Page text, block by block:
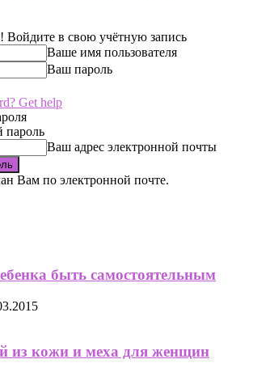
Войдите в свою учётную запись
Ваше имя пользователя
Ваш пароль
Get help
пароль
Ваш адрес электронной почты
Вам по электронной почте.
быть самостоятельным
из кожи и меха для женщин